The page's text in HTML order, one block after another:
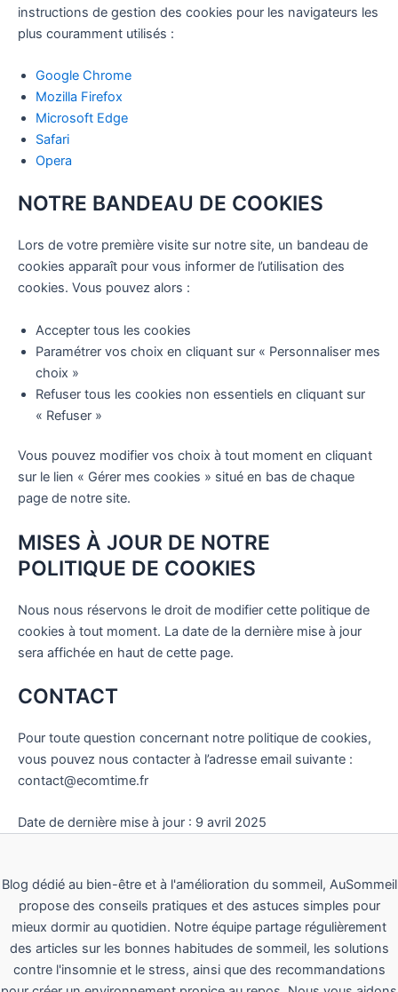
instructions de gestion des cookies pour les navigateurs les
plus couramment utilisés :
Google Chrome
Mozilla Firefox
Microsoft Edge
Safari
Opera
NOTRE BANDEAU DE COOKIES
Lors de votre première visite sur notre site, un bandeau de
cookies apparaît pour vous informer de l’utilisation des
cookies. Vous pouvez alors :
Accepter tous les cookies
Paramétrer vos choix en cliquant sur « Personnaliser mes
choix »
Refuser tous les cookies non essentiels en cliquant sur
« Refuser »
Vous pouvez modifier vos choix à tout moment en cliquant
sur le lien « Gérer mes cookies » situé en bas de chaque
page de notre site.
MISES À JOUR DE NOTRE
POLITIQUE DE COOKIES
Nous nous réservons le droit de modifier cette politique de
cookies à tout moment. La date de la dernière mise à jour
sera affichée en haut de cette page.
CONTACT
Pour toute question concernant notre politique de cookies,
vous pouvez nous contacter à l’adresse email suivante :
contact@ecomtime.fr
Date de dernière mise à jour : 9 avril 2025
Blog dédié au bien-être et à l'amélioration du sommeil, AuSommeil
propose des conseils pratiques et des astuces simples pour
mieux dormir au quotidien. Notre équipe partage régulièrement
des articles sur les bonnes habitudes de sommeil, les solutions
contre l'insomnie et le stress, ainsi que des recommandations